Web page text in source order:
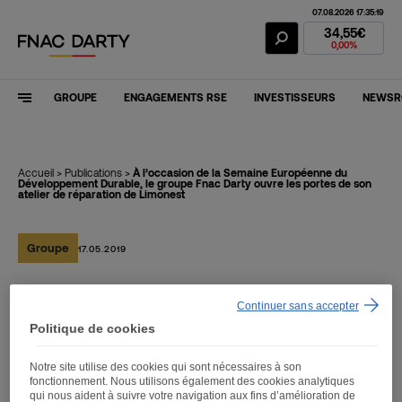
Action Fnac
07.08.2026 17:35:19
34,55€
0,00%
GROUPE ENGAGEMENTS RSE INVESTISSEURS
Accueil > Publications > À l’occasion de la Semaine Européenne du
Développement Durable, le groupe Fnac Darty ouvre les portes de son
atelier de réparation de Limonest
Groupe 17.05.2019
À l’occasion de la Semaine
Européenne du
Développement Durable, le
Politique de cookies
Notre site utilise des cookies qui sont nécessaires à son
fonctionnement. Nous utilisons également des cookies analytiques
qui nous aident à suivre votre navigation aux fins d’amélioration de
Continuer sans accepter